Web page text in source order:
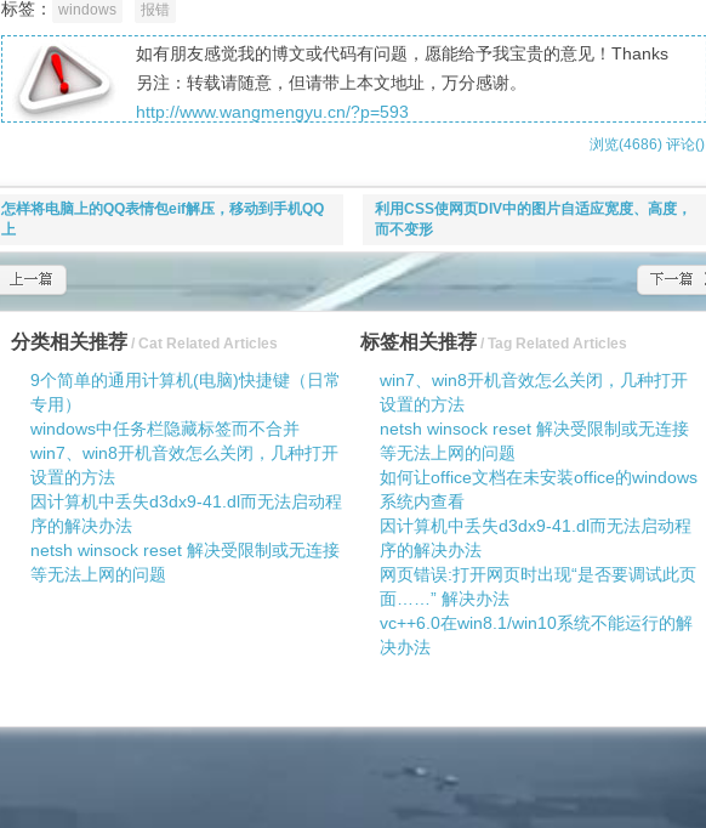
标签： windows 报错
如有朋友感觉我的博文或代码有问题，愿能给予我宝贵的意见！Thanks
另注：转载请随意，但请带上本文地址，万分感谢。
http://www.wangmengyu.cn/?p=593
浏览(4686) 评论()
怎样将电脑上的QQ表情包eif解压，移动到手机QQ
上
利用CSS使网页DIV中的图片自适应宽度、高度，
而不变形
分类相关推荐 / Cat Related Articles
9个简单的通用计算机(电脑)快捷键（日常
专用）
windows中任务栏隐藏标签而不合并
win7、win8开机音效怎么关闭，几种打开
设置的方法
因计算机中丢失d3dx9-41.dl而无法启动程
序的解决办法
netsh winsock reset 解决受限制或无连接
等无法上网的问题
标签相关推荐 / Tag Related Articles
win7、win8开机音效怎么关闭，几种打开
设置的方法
netsh winsock reset 解决受限制或无连接
等无法上网的问题
如何让office文档在未安装office的windows
系统内查看
因计算机中丢失d3dx9-41.dl而无法启动程
序的解决办法
网页错误:打开网页时出现“是否要调试此页
面……” 解决办法
vc++6.0在win8.1/win10系统不能运行的解
决办法